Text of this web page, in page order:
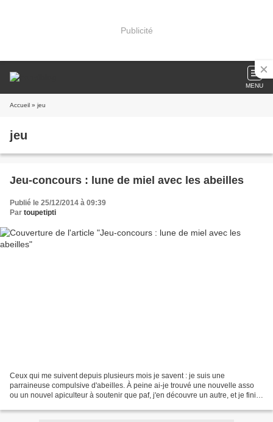
Publicité
MENU
Accueil » jeu
jeu
Jeu-concours : lune de miel avec les abeilles
Publié le 25/12/2014 à 09:39
Par toupetipti
Ceux qui me suivent depuis plusieurs mois je savent : je suis une
parraineuse compulsive d'abeilles. À peine ai-je trouvé une nouvelle asso
ou un nouvel apiculteur à soutenir que paf, j'en découvre un autre, et je finis